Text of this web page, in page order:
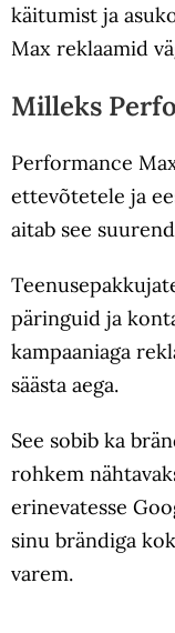
käitumist ja
Max reklaamid
Milleks
Performance
ettevõtetele ja
aitab see
päringuid ja
kampaaniaga
säästa aega.
See sobib ka
rohkem
erinevatesse
sinu brändiga
varem.